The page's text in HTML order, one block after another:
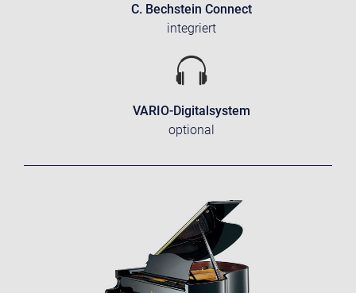
C. Bechstein Connect
integriert
VARIO-Digitalsystem
optional